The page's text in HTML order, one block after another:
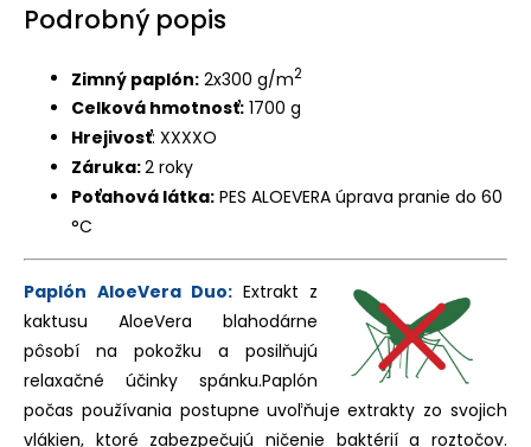
Podrobný popis
Zimný paplón: 2x300 g/m2
Celková hmotnosť: 1700 g
Hrejivosť: XXXXO
Záruka:2 roky
Poťahová látka: PES ALOEVERA úprava pranie do 60
°C
Paplón AloeVera Duo: Extrakt z
kaktusu AloeVera blahodárne
pôsobí na pokožku a posilňujú
relaxačné účinky spánku.Paplón
počas používania postupne uvoľňuje extrakty zo svojich
vlákien, ktoré zabezpečujú ničenie baktérií a roztočov.